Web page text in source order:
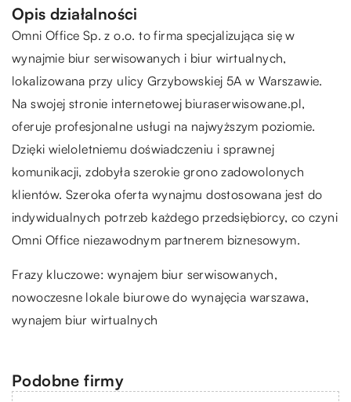
Opis działalności
Omni Office Sp. z o.o. to firma specjalizująca się w
wynajmie biur serwisowanych i biur wirtualnych,
lokalizowana przy ulicy Grzybowskiej 5A w Warszawie.
Na swojej stronie internetowej biuraserwisowane.pl,
oferuje profesjonalne usługi na najwyższym poziomie.
Dzięki wieloletniemu doświadczeniu i sprawnej
komunikacji, zdobyła szerokie grono zadowolonych
klientów. Szeroka oferta wynajmu dostosowana jest do
indywidualnych potrzeb każdego przedsiębiorcy, co czyni
Omni Office niezawodnym partnerem biznesowym.
Frazy kluczowe: wynajem biur serwisowanych,
nowoczesne lokale biurowe do wynajęcia warszawa,
wynajem biur wirtualnych
Podobne firmy